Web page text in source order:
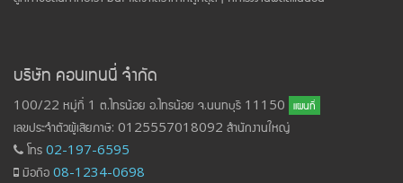
บริษัท คอนเทนนี่ จำกัด
100/22 หมู่ที่ 1 ต.ไทรน้อย อ.ไทรน้อย จ.นนทบุรี 11150 แผนที่
เลขประจำตัวผู้เสียภาษี: 0125557018092 สำนักงานใหญ่
โทร 02-197-6595
มือถือ 08-1234-0698